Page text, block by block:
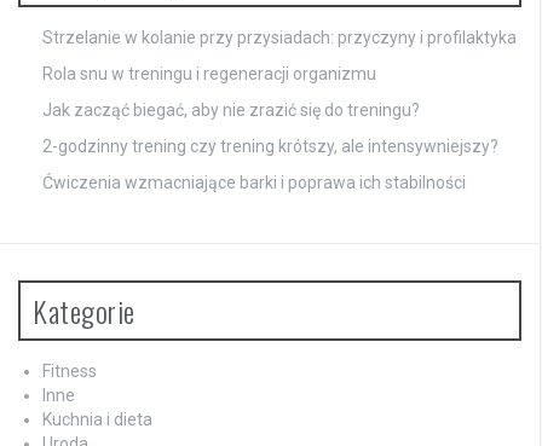
Strzelanie w kolanie przy przysiadach: przyczyny i profilaktyka
Rola snu w treningu i regeneracji organizmu
Jak zacząć biegać, aby nie zrazić się do treningu?
2-godzinny trening czy trening krótszy, ale intensywniejszy?
Ćwiczenia wzmacniające barki i poprawa ich stabilności
Kategorie
Fitness
Inne
Kuchnia i dieta